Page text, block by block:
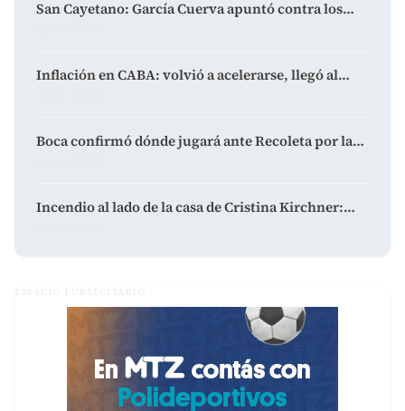
San Cayetano: García Cuerva apuntó contra los…
Inflación en CABA: volvió a acelerarse, llegó al…
Boca confirmó dónde jugará ante Recoleta por la…
Incendio al lado de la casa de Cristina Kirchner:…
ESPACIO PUBLICITARIO